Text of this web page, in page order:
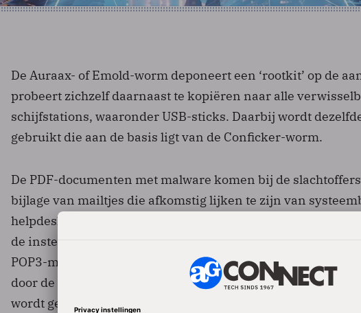
De Auraax- of Emold-worm deponeert een ‘rootkit’ op de
probeert zichzelf daarnaast te kopiëren naar alle
schijfstations, waaronder USB-sticks. Daarbij wordt
gebruikt die aan de basis ligt van de Conficker-worm.
De PDF-documenten met malware komen bij de
bijlage van mailtjes die afkomstig lijken te zijn van
helpdesks. In de mailtjes wordt beweerd dat de PDF’s
de instellingen van het mailprogramma aan te passen omdat
POP3-mailservers zijn veranderd. In werkelijkheid zorgt het
door de PDF te openen zelf voor dat kwaadaardige software
wordt geïnstalleerd.